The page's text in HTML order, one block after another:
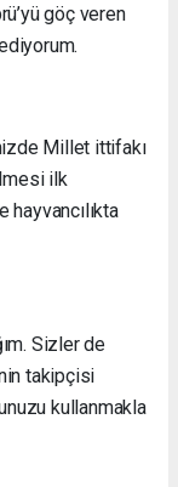
göç veren
Millet ittifakı
ilk
hayvancılıkta
Sizler de
takipçisi
kullanmakla